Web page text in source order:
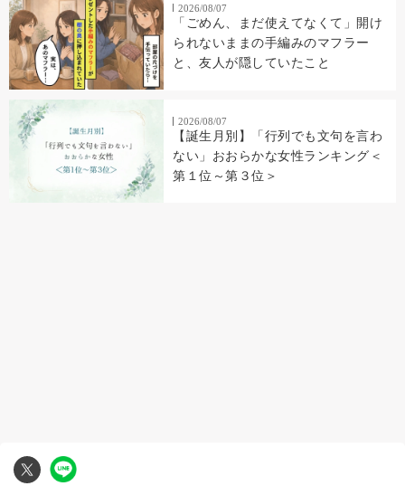
2026/08/07
「ごめん、まだ使えてなくて」開け
られないままの手編みのマフラー
と、友人が隠していたこと
2026/08/07
【誕生月別】「行列でも文句を言わ
ない」おおらかな女性ランキング＜
第１位～第３位＞